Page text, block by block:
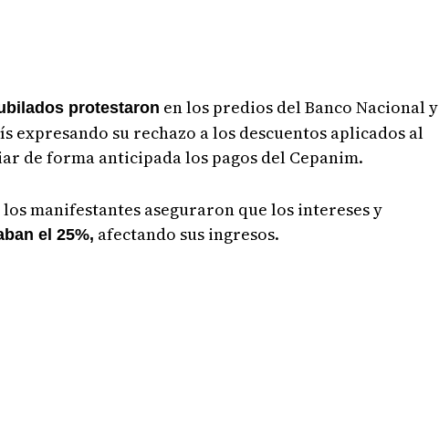
protestaron en los predios del Banco Nacional y
expresando su rechazo a los descuentos aplicados al
de forma anticipada los pagos del Cepanim.
manifestantes aseguraron que los intereses y
el 25%, afectando sus ingresos.